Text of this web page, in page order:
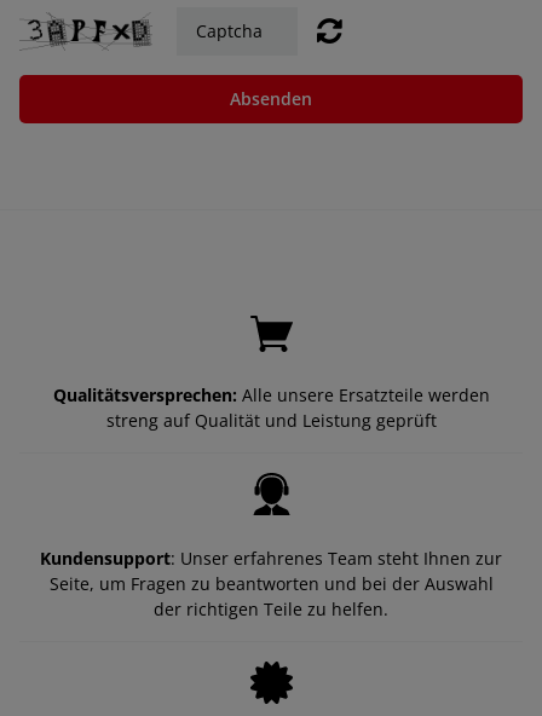
Absenden
Qualitätsversprechen: Alle unsere Ersatzteile werden
streng auf Qualität und Leistung geprüft
Kundensupport: Unser erfahrenes Team steht Ihnen zur
Seite, um Fragen zu beantworten und bei der Auswahl
der richtigen Teile zu helfen.